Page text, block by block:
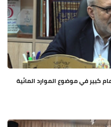
كبير في موضوع الموارد المائية